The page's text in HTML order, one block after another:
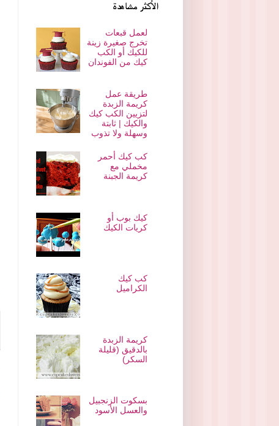
الأكثر مشاهدة
لعمل قبعات
تخرج صغيرة زينة
للكيك أو الكب
كيك من الفوندان
طريقة عمل
كريمة الزبدة
لتزيين الكب كيك
والكيك | ثابتة
وسهلة ولا تذوب
كب كيك أحمر
مخملي مع
كريمة الجبنة
كيك بوب أو
كريات الكيك
كب كيك
الكراميل
كريمة الزبدة
بالدقيق (قليلة
السكر)
بسكوت الزنجبيل
والعسل الأسود